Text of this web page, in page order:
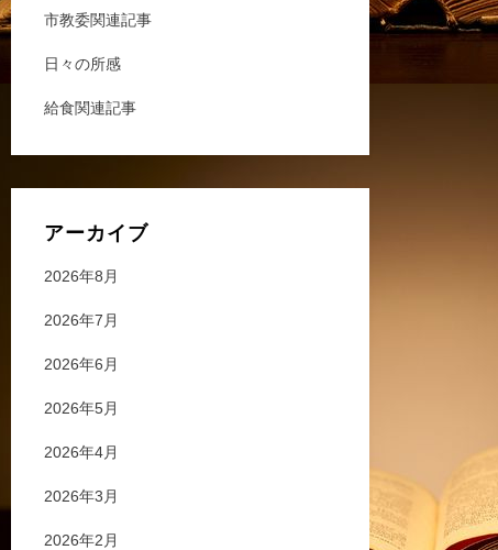
市教委関連記事
日々の所感
給食関連記事
アーカイブ
2026年8月
2026年7月
2026年6月
2026年5月
2026年4月
2026年3月
2026年2月